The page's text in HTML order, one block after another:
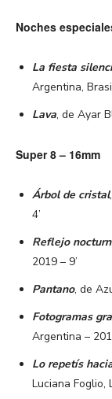
Noches
La fiesta
Argentina,
Lava, de Ayar
Super 8 – 16mm
Árbol de cristal
4’
Reflejo
2019 – 9’
Pantano, de
Fotogramas
Argentina –
Lo repetís
Luciana Foglio,